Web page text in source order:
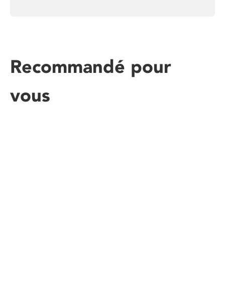
Recommandé pour
vous